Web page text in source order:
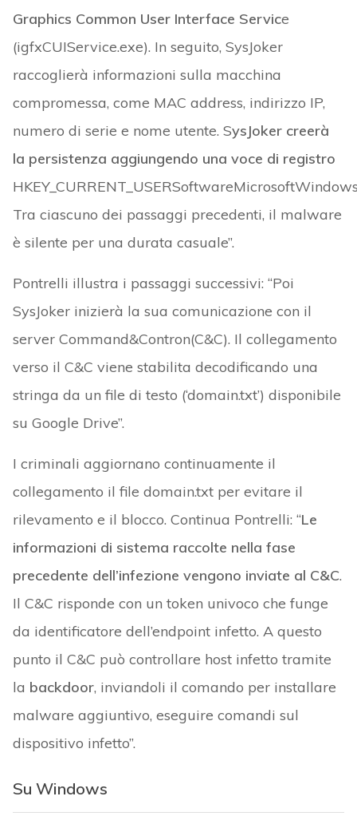
Graphics Common User Interface Service
(igfxCUIService.exe). In seguito, SysJoker
raccoglierà informazioni sulla macchina
compromessa, come MAC address, indirizzo IP,
numero di serie e nome utente. SysJoker creerà
la persistenza aggiungendo una voce di registro
Tra ciascuno dei passaggi precedenti, il malware
è silente per una durata casuale”.
Pontrelli illustra i passaggi successivi: “Poi
SysJoker inizierà la sua comunicazione con il
server Command&Contron(C&C). Il collegamento
verso il C&C viene stabilita decodificando una
stringa da un file di testo (‘domain.txt’) disponibile
su Google Drive”.
I criminali aggiornano continuamente il
collegamento il file domain.txt per evitare il
rilevamento e il blocco. Continua Pontrelli: “Le
informazioni di sistema raccolte nella fase
precedente dell’infezione vengono inviate al C&C.
Il C&C risponde con un token univoco che funge
da identificatore dell’endpoint infetto. A questo
punto il C&C può controllare host infetto tramite
la backdoor, inviandoli il comando per installare
malware aggiuntivo, eseguire comandi sul
dispositivo infetto”.
Su Windows